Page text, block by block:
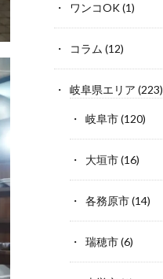
ワンコOK(1)
コラム (12)
岐阜県エリア (223)
岐阜市(120)
大垣市(16)
各務原市(14)
瑞穂市(6)